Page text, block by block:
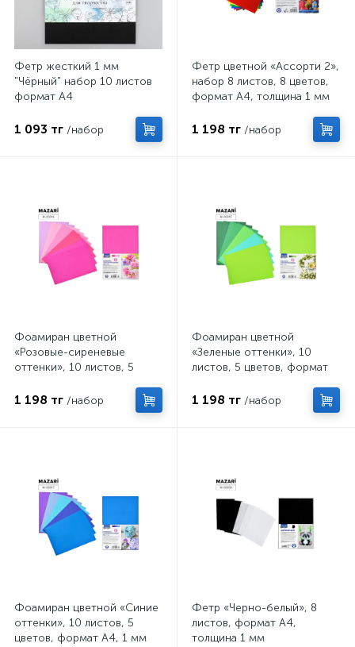
Фетр жесткий 1 мм
"Чёрный" набор 10 листов
формат А4
1 093 тг /набор
Фетр цветной «Ассорти 2»,
набор 8 листов, 8 цветов,
формат А4, толщина 1 мм
1 198 тг /набор
Фоамиран цветной
«Розовые-сиреневые
оттенки», 10 листов, 5
толщина 1 мм
1 198 тг /набор
Фоамиран цветной
«Зеленые оттенки», 10
листов, 5 цветов, формат
1 198 тг /набор
Фоамиран цветной «Синие
оттенки», 10 листов, 5
цветов, формат А4, 1 мм
Фетр «Черно-белый», 8
листов, формат А4,
толщина 1 мм